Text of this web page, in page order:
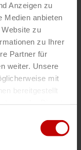
Anzeigen zu
Medien anbieten
zu
zu Ihrer
Partner für
weiter. Unsere
mit
bereitgestellt